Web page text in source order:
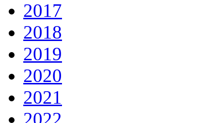
2017
2018
2019
2020
2021